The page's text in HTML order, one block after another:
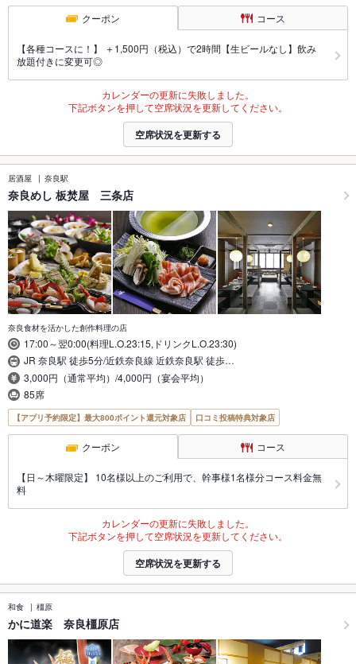
クーポン コース
【各種コースに！】 ＋1,500円（税込）で2時間【生ビールなし】飲み
放題付きに変更可◎
カレンダーの更新に失敗しました。
下記ボタンを押して空席状況を更新してください。
空席状況を更新する
居酒屋 奈良駅
奈良めし 板焚屋 三条店
奈良食材を活かした創作料理の店
17:00～翌0:00(料理L.O.23:15,ドリンクL.O.23:30)
JR 奈良駅 徒歩5分/近鉄奈良線 近鉄奈良駅 徒歩…
3,000円（通常平均）/4,000円（宴会平均）
85席
【アプリ予約限定】最大800ポイント還元対象店 口コミ投稿特典対象店
クーポン コース
【日～木曜限定】 10名様以上のご利用で、幹事様1名様分コース料金無
料
カレンダーの更新に失敗しました。
下記ボタンを押して空席状況を更新してください。
空席状況を更新する
和食 橿原
かに道楽 奈良橿原店